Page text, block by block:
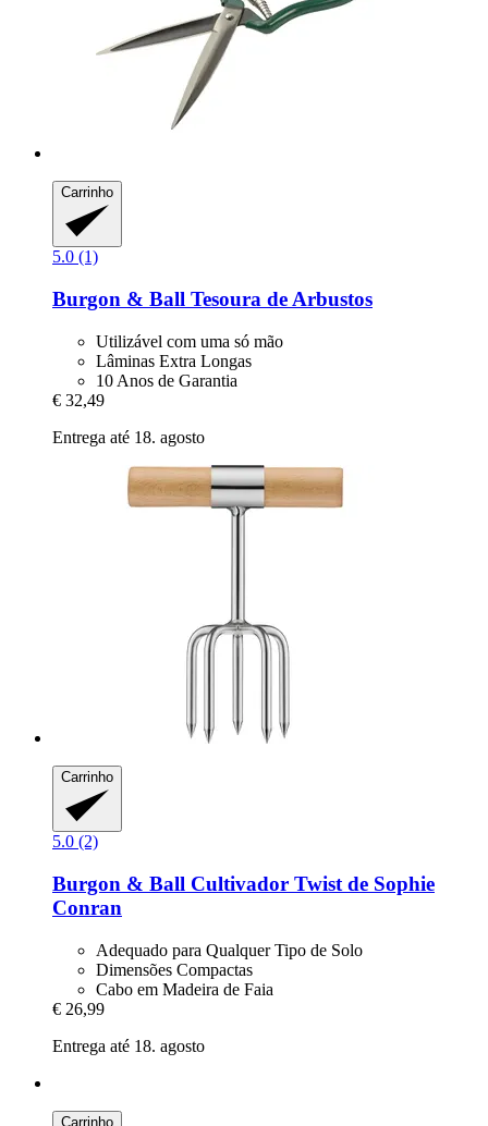
Carrinho
5.0 (1)
Burgon & Ball Tesoura de Arbustos
Utilizável com uma só mão
Lâminas Extra Longas
10 Anos de Garantia
€ 32,49
Entrega até 18. agosto
Carrinho
5.0 (2)
Burgon & Ball Cultivador Twist de Sophie
Conran
Adequado para Qualquer Tipo de Solo
Dimensões Compactas
Cabo em Madeira de Faia
€ 26,99
Entrega até 18. agosto
Carrinho